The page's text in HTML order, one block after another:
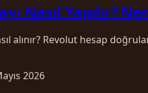
Nasıl Yapılır?
alınır? Revolut hesap
2026